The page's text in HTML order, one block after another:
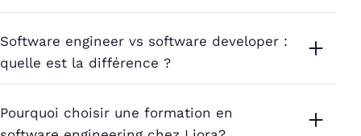
Software engineer vs software developer :
quelle est la différence ?
Pourquoi choisir une formation en